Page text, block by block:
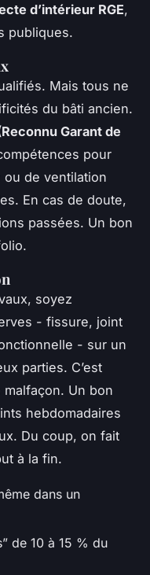
d’intérieur RGE,
publiques.
Mais tous ne
du bâti ancien.
Garant de
pour
ou de ventilation
En cas de doute,
passées. Un bon
soyez
- fissure, joint
- sur un
parties. C’est
Un bon
hebdomadaires
Du coup, on fait
à la fin.
dans un
de 10 à 15 % du